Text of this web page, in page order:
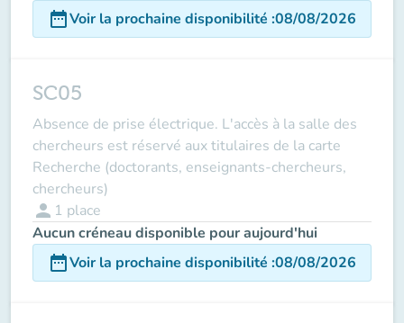
date_rangeVoir la prochaine disponibilité :08/08/2026
SC05
Absence de prise électrique. L'accès à la salle des
chercheurs est réservé aux titulaires de la carte
Recherche (doctorants, enseignants-chercheurs,
chercheurs)
person 1 place
Aucun créneau disponible pour aujourd'hui
date_rangeVoir la prochaine disponibilité :08/08/2026